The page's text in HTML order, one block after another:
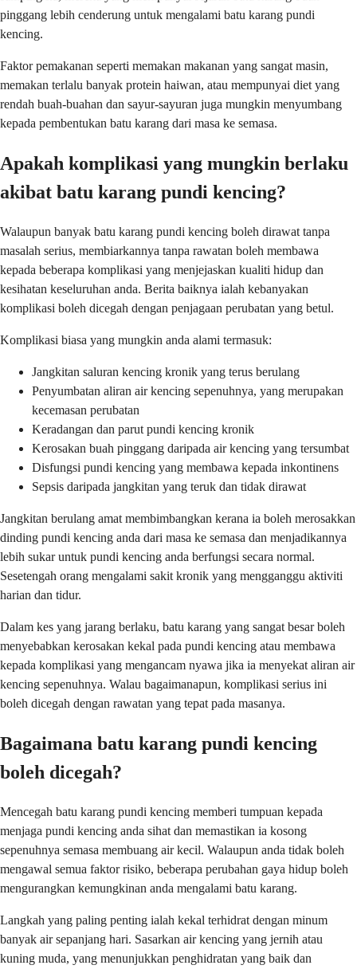
pinggang lebih cenderung untuk mengalami batu karang pundi
kencing.
Faktor pemakanan seperti memakan makanan yang sangat masin,
memakan terlalu banyak protein haiwan, atau mempunyai diet yang
rendah buah-buahan dan sayur-sayuran juga mungkin menyumbang
kepada pembentukan batu karang dari masa ke semasa.
Apakah komplikasi yang mungkin berlaku
akibat batu karang pundi kencing?
Walaupun banyak batu karang pundi kencing boleh dirawat tanpa
masalah serius, membiarkannya tanpa rawatan boleh membawa
kepada beberapa komplikasi yang menjejaskan kualiti hidup dan
kesihatan keseluruhan anda. Berita baiknya ialah kebanyakan
komplikasi boleh dicegah dengan penjagaan perubatan yang betul.
Komplikasi biasa yang mungkin anda alami termasuk:
Jangkitan saluran kencing kronik yang terus berulang
Penyumbatan aliran air kencing sepenuhnya, yang merupakan
kecemasan perubatan
Keradangan dan parut pundi kencing kronik
Kerosakan buah pinggang daripada air kencing yang tersumbat
Disfungsi pundi kencing yang membawa kepada inkontinens
Sepsis daripada jangkitan yang teruk dan tidak dirawat
Jangkitan berulang amat membimbangkan kerana ia boleh merosakkan
dinding pundi kencing anda dari masa ke semasa dan menjadikannya
lebih sukar untuk pundi kencing anda berfungsi secara normal.
Sesetengah orang mengalami sakit kronik yang mengganggu aktiviti
harian dan tidur.
Dalam kes yang jarang berlaku, batu karang yang sangat besar boleh
menyebabkan kerosakan kekal pada pundi kencing atau membawa
kepada komplikasi yang mengancam nyawa jika ia menyekat aliran air
kencing sepenuhnya. Walau bagaimanapun, komplikasi serius ini
boleh dicegah dengan rawatan yang tepat pada masanya.
Bagaimana batu karang pundi kencing
boleh dicegah?
Mencegah batu karang pundi kencing memberi tumpuan kepada
menjaga pundi kencing anda sihat dan memastikan ia kosong
sepenuhnya semasa membuang air kecil. Walaupun anda tidak boleh
mengawal semua faktor risiko, beberapa perubahan gaya hidup boleh
mengurangkan kemungkinan anda mengalami batu karang.
Langkah yang paling penting ialah kekal terhidrat dengan minum
banyak air sepanjang hari. Sasarkan air kencing yang jernih atau
kuning muda, yang menunjukkan penghidratan yang baik dan